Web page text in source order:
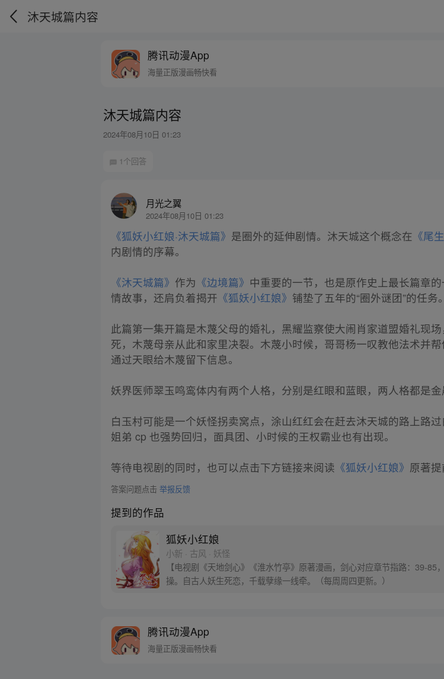
沐天城篇内容
腾讯动漫App
海量正版漫画畅快看
沐天城篇内容
2024年08月10日 01:23
1个回答
月光之翼
2024年08月10日 01:23
《狐妖小红娘·沐天城篇》 是圈外的延伸剧情。沐天城这个概念在 《尾
内剧情的序幕。
《沐天城篇》 作为 《边境篇》 中重要的一节，也是原作史上最长篇章
情故事，还肩负着揭开 《狐妖小红娘》 铺垫了五年的“圈外谜团”的任务。
此篇第一集开篇是木蔑父母的婚礼，黑耀监察使大闹肖家道盟婚礼现
死，木蔑母亲从此和家里决裂。木蔑小时候，哥哥杨一叹教他法术并
通过天眼给木蔑留下信息。
妖界医师翠玉鸣鸾体内有两个人格，分别是红眼和蓝眼，两人格都是金
白玉村可能是一个妖怪拐卖窝点，涂山红红会在赶去沐天城的路上路
姐弟 cp 也强势回归，面具团、小时候的王权霸业也有出现。
等待电视剧的同时，也可以点击下方链接来阅读 《狐妖小红娘》 原著提
答案问题点击举报反馈
提到的作品
狐妖小红娘
小新 · 古风 · 妖怪
【电视剧《天地剑心》《淮水竹亭》原著漫画，剑心对应章节指路：39-
操。自古人妖生死恋，千载孽缘一线牵。（每周周四更新。）
腾讯动漫App
海量正版漫画畅快看